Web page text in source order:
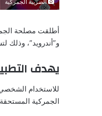
الضريبة الجمركية
أطلقت مصلحة
و”أندرويد”، وذلك
يهدف
الجمركية